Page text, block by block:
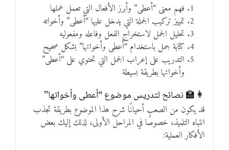
فهم معنى “أعطى” وأبرز الأفعال التي تعمل عملها
تمييز تركيب الجملة التي يدخل عليها “أعطى” وأخواته
تحليل الجمل لاستخراج الفعل وفاعله ومفعوليه
كتابة جمل باستخدام “أعطى وأخواتها” بشكل صحيح
التدريب على إعراب الجمل التي تحتوي على “أعطى”
وأخواتها بطريقة بسيطة
👩‍🏫 نصائح لتدريس موضوع “أعطى وأخواتها”
قد يكون من الصعب أحيانًا شرح هذا الموضوع بطريقة تجذب
انتباه التلميذ، خصوصًا في المراحل الأولى، لذلك إليك بعض
الأفكار العملية: